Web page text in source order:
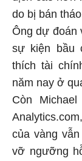
do bị bán tháo.
Ông dự đoán
sự kiện bầu
thích tài
năm nay ở
Còn
của vàng
vỡ ngưỡng